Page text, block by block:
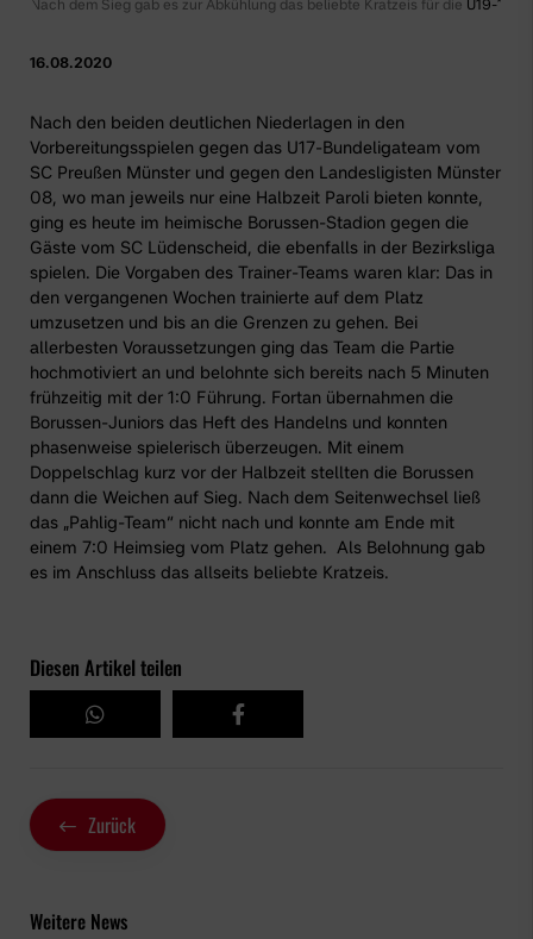
Nach dem Sieg gab es zur Abkühlung das beliebte Kratzeis für die U19-1
16.08.2020
Nach den beiden deutlichen Niederlagen in den
Vorbereitungsspielen gegen das U17-Bundeligateam vom
SC Preußen Münster und gegen den Landesligisten Münster
08, wo man jeweils nur eine Halbzeit Paroli bieten konnte,
ging es heute im heimische Borussen-Stadion gegen die
Gäste vom SC Lüdenscheid, die ebenfalls in der Bezirksliga
spielen. Die Vorgaben des Trainer-Teams waren klar: Das in
den vergangenen Wochen trainierte auf dem Platz
umzusetzen und bis an die Grenzen zu gehen. Bei
allerbesten Voraussetzungen ging das Team die Partie
hochmotiviert an und belohnte sich bereits nach 5 Minuten
frühzeitig mit der 1:0 Führung. Fortan übernahmen die
Borussen-Juniors das Heft des Handelns und konnten
phasenweise spielerisch überzeugen. Mit einem
Doppelschlag kurz vor der Halbzeit stellten die Borussen
dann die Weichen auf Sieg. Nach dem Seitenwechsel ließ
das „Pahlig-Team“ nicht nach und konnte am Ende mit
einem 7:0 Heimsieg vom Platz gehen. Als Belohnung gab
es im Anschluss das allseits beliebte Kratzeis.
Diesen Artikel teilen
Zurück
Weitere News